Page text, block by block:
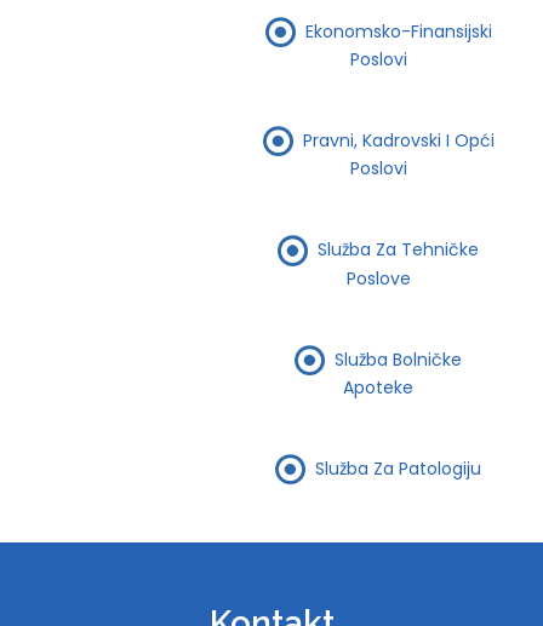
Ekonomsko-Finansijski
Poslovi
Pravni, Kadrovski I Opći
Poslovi
Služba Za Tehničke
Poslove
Služba Bolničke
Apoteke
Služba Za Patologiju